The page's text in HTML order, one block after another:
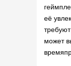
её
может